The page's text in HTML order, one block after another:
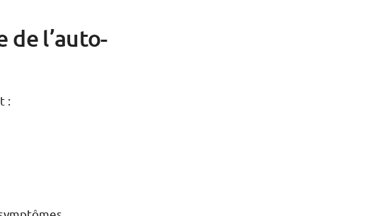
de l’auto-
: